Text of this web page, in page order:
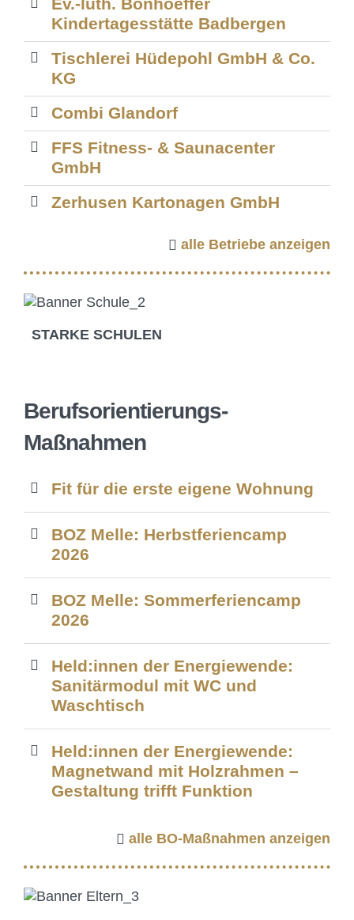
Kindertagesstätte Badbergen
Tischlerei Hüdepohl GmbH & Co.
KG
Combi Glandorf
FFS Fitness- & Saunacenter
GmbH
Zerhusen Kartonagen GmbH
alle Betriebe anzeigen
STARKE SCHULEN
Berufsorientierungs-
Maßnahmen
Fit für die erste eigene Wohnung
BOZ Melle: Herbstferiencamp
2026
BOZ Melle: Sommerferiencamp
2026
Held:innen der Energiewende:
Sanitärmodul mit WC und
Waschtisch
Held:innen der Energiewende:
Magnetwand mit Holzrahmen –
Gestaltung trifft Funktion
alle BO-Maßnahmen anzeigen